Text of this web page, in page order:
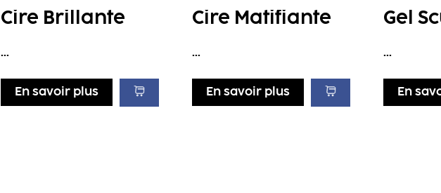
Cire Brillante
...
En savoir plus
Cire Matifiante
...
En savoir plus
Gel
...
En